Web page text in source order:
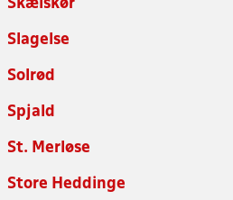
Skælskør
Slagelse
Solrød
Spjald
St. Merløse
Store Heddinge